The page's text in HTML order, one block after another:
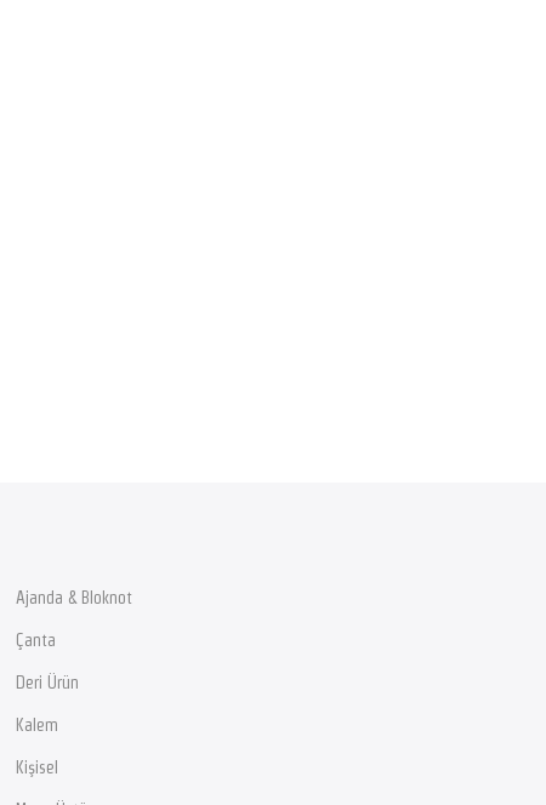
Ajanda & Bloknot
Çanta
Deri Ürün
Kalem
Kişisel